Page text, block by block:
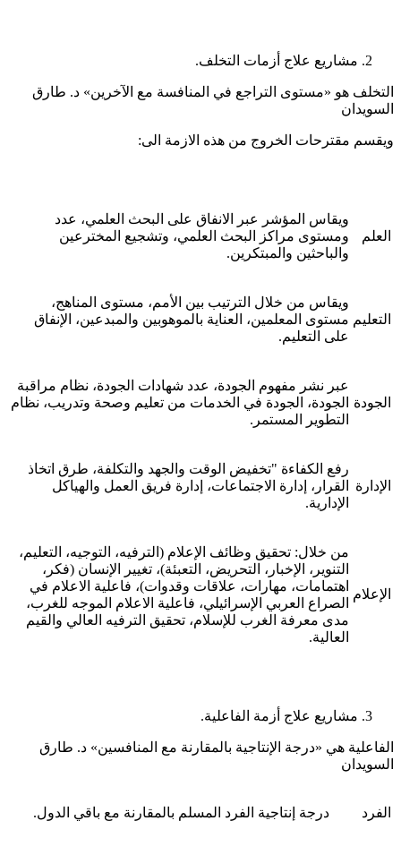
مشاريع علاج أزمات التخلف.
التخلف هو «مستوى التراجع في المنافسة مع الآخرين» د. طارق
السويدان
ويقسم مقترحات الخروج من هذه الازمة الى:
العلم
ويقاس المؤشر عبر الانفاق على البحث العلمي، عدد
ومستوى مراكز البحث العلمي، وتشجيع المخترعين
والباحثين والمبتكرين.
التعليم
ويقاس من خلال الترتيب بين الأمم، مستوى المناهج،
مستوى المعلمين، العناية بالموهوبين والمبدعين، الإنفاق
على التعليم.
الجودة
عبر نشر مفهوم الجودة، عدد شهادات الجودة، نظام مراقبة
الجودة، الجودة في الخدمات من تعليم وصحة وتدريب، نظام
التطوير المستمر.
الإدارة
رفع الكفاءة "تخفيض الوقت والجهد والتكلفة، طرق اتخاذ
القرار، إدارة الاجتماعات، إدارة فريق العمل والهياكل
الإدارية.
الإعلام
من خلال: تحقيق وظائف الإعلام (الترفيه، التوجيه، التعليم،
التنوير، الإخبار، التحريض، التعبئة)، تغيير الإنسان (فكر،
اهتمامات، مهارات، علاقات وقدوات)، فاعلية الاعلام في
الصراع العربي الإسرائيلي، فاعلية الاعلام الموجه للغرب،
مدى معرفة الغرب للإسلام، تحقيق الترفيه العالي والقيم
العالية.
مشاريع علاج أزمة الفاعلية.
الفاعلية هي «درجة الإنتاجية بالمقارنة مع المنافسين» د. طارق
السويدان
الفرد درجة إنتاجية الفرد المسلم بالمقارنة مع باقي الدول.